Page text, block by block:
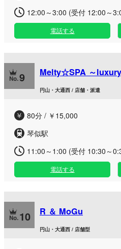
12:00～3:00 (受付 12:00～
電話する
9 Melty☆SPA ～
円山・大通西 / 店舗・派遣
80分 / ￥15,000
琴似駅
11:00～1:00 (受付 10:30～
電話する
10 R ＆ MoGu
円山・大通西 / 店舗型